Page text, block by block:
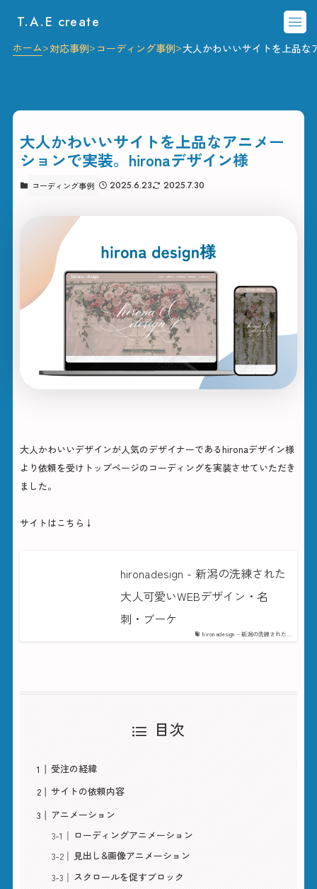
T.A.E create
ホーム 対応事例 コーディング事例 大人かわいいサイトを上品な
大人かわいいサイトを上品なアニメー
ションで実装。hironaデザイン様
コーディング事例 2025.6.23 2025.7.30
大人かわいいデザインが人気のデザイナーであるhironaデザイン様
より依頼を受けトップページのコーディングを実装させていただき
ました。
サイトはこちら↓
hironadesign - 新潟の洗練された...
hironadesign - 新潟の洗練された
大人可愛いWEBデザイン・名
刺・ブーケ
目次
受注の経緯
サイトの依頼内容
アニメーション
ローディングアニメーション
見出し&画像アニメーション
スクロールを促すブロック